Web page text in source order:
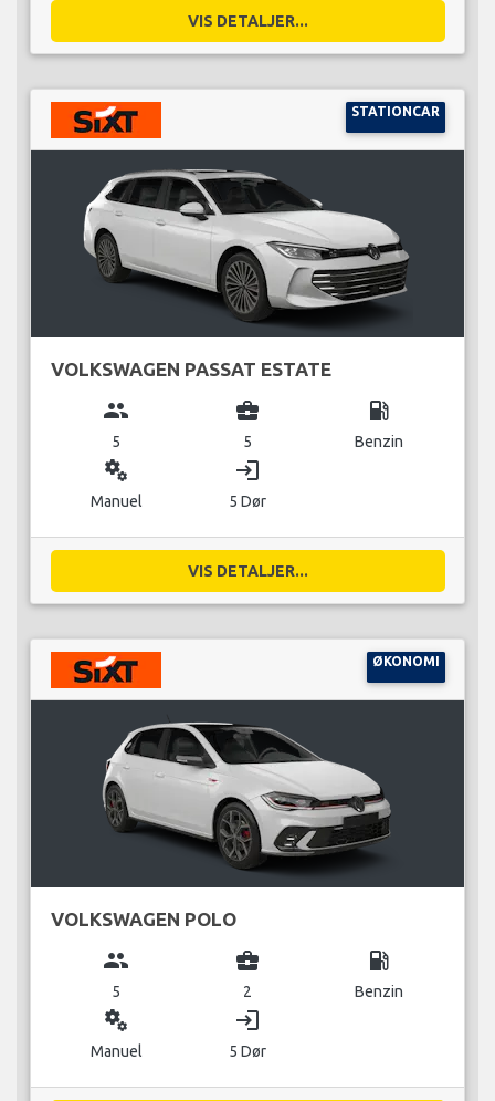
VIS DETALJER...
STATIONCAR
VOLKSWAGEN PASSAT ESTATE
group
5
business_center
5
local_gas_station
Benzin
miscellaneous_services
Manuel
login
5 Dør
VIS DETALJER...
ØKONOMI
VOLKSWAGEN POLO
group
5
business_center
2
local_gas_station
Benzin
miscellaneous_services
Manuel
login
5 Dør